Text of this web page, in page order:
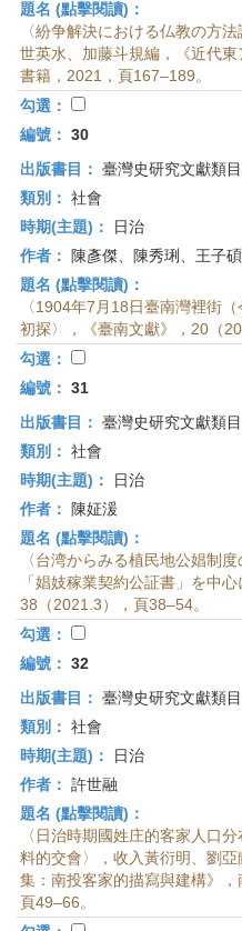
題名 (點擊閱讀)：
〈紛争解決における仏教の方
世英水、加藤斗規編，《近代
書籍，2021，頁167–189。
勾選：
編號： 30
出版書目： 臺灣史研究文獻類
類別： 社會
時期(主題)：
日治
作者：
陳彥傑、陳秀琍、王子
題名 (點擊閱讀)：
〈1904年7月18日臺南灣裡街
初探〉，《臺南文獻》，20（
勾選：
編號： 31
出版書目： 臺灣史研究文獻類
類別： 社會
時期(主題)：
日治
作者：
陳姃湲
題名 (點擊閱讀)：
〈台湾からみる植民地公娼制
「娼妓稼業契約公証書」を中
38（2021.3），頁38–54。
勾選：
編號： 32
出版書目： 臺灣史研究文獻類
類別： 社會
時期(主題)：
日治
作者： 許世融
題名 (點擊閱讀)：
〈日治時期國姓庄的客家人口
料的交會〉，收入黃衍明、劉
集：南投客家的描寫與建構》
頁49–66。